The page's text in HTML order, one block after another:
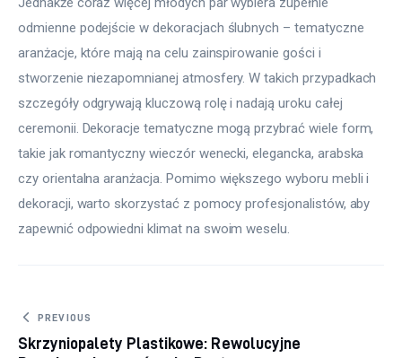
odmienne podejście w dekoracjach ślubnych – tematyczne
aranżacje, które mają na celu zainspirowanie gości i
stworzenie niezapomnianej atmosfery. W takich przypadkach
szczegóły odgrywają kluczową rolę i nadają uroku całej
ceremonii. Dekoracje tematyczne mogą przybrać wiele form,
takie jak romantyczny wieczór wenecki, elegancka, arabska
czy orientalna aranżacja. Pomimo większego wyboru mebli i
dekoracji, warto skorzystać z pomocy profesjonalistów, aby
zapewnić odpowiedni klimat na swoim weselu.
Nawigacja wpisu
PREVIOUS
Skrzyniopalety Plastikowe: Rewolucyjne